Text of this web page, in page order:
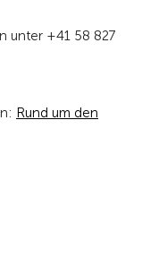
unter +41 58 827
Rund um den